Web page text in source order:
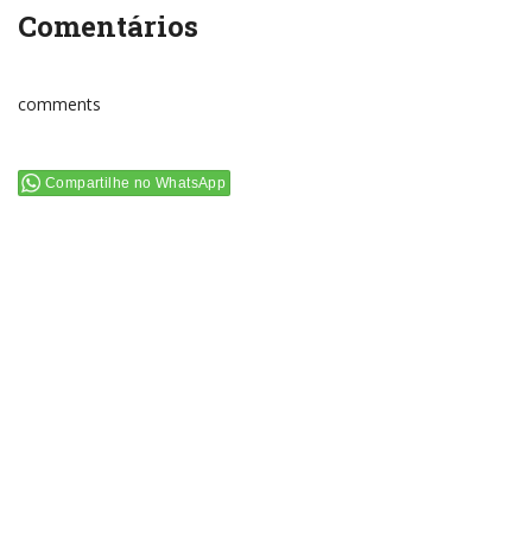
Comentários
comments
Compartilhe no WhatsApp